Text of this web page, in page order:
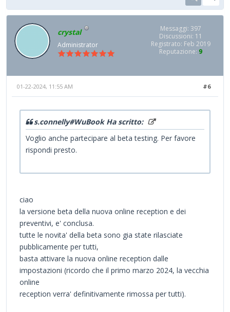
crystal
Administrator
Messaggi: 397
Discussioni: 11
Registrato: Feb 2019
Reputazione: 9
#6
01-22-2024, 11:55 AM
s.connelly#WuBook Ha scritto:
Voglio anche partecipare al beta testing. Per favore
rispondi presto.
ciao
la versione beta della nuova online reception e dei
preventivi, e' conclusa.
tutte le novita' della beta sono gia state rilasciate
pubblicamente per tutti,
basta attivare la nuova online reception dalle
impostazioni (ricordo che il primo marzo 2024, la vecchia
online
reception verra' definitivamente rimossa per tutti).